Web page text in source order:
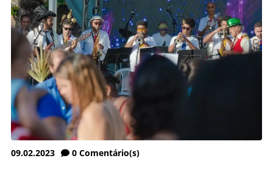
09.02.2023 0 Comentário(s)